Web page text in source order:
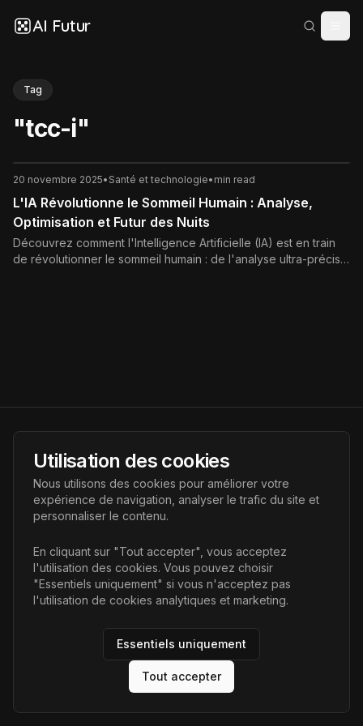
AI Futur
Tag
"tcc-i"
20 novembre 2025• Santé et technologie• min read
L'IA Révolutionne le Sommeil Humain : Analyse,
Optimisation et Futur des Nuits
Découvrez comment l'Intelligence Artificielle (IA) est en train
de révolutionner le sommeil humain : de l'analyse ultra-précise
AI Futur
Portail de l'avenir de l'intelligence artificielle, vous aidant à
découvrir les dernières technologies IA.
Liens
Accueil
Articles
AI Futur. Tous droits réservés.
Utilisation des cookies
Nous utilisons des cookies pour améliorer votre
expérience de navigation, analyser le trafic du site et
personnaliser le contenu.
En cliquant sur "Tout accepter", vous acceptez
l'utilisation des cookies. Vous pouvez choisir
"Essentiels uniquement" si vous n'acceptez pas
l'utilisation de cookies analytiques et marketing.
Essentiels uniquement
Tout accepter